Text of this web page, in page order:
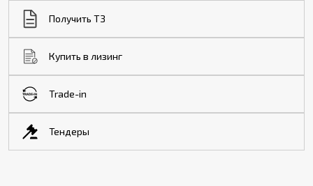
Получить ТЗ
Купить в лизинг
Trade-in
Тендеры